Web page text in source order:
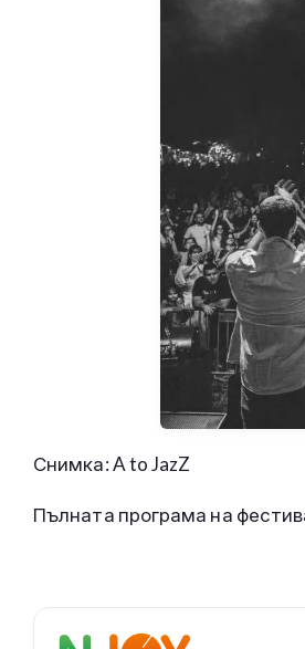
Снимка: A to JazZ
Пълната програма на